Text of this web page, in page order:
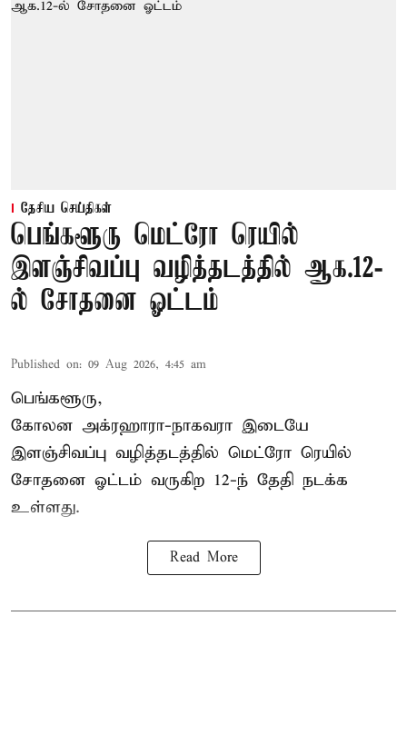
தேசிய செய்திகள்
பெங்களூரு மெட்ரோ ரெயில்
இளஞ்சிவப்பு வழித்தடத்தில் ஆக.12-
ல் சோதனை ஓட்டம்
Published on: 09 Aug 2026, 4:45 am
பெங்களூரு,
கோலன அக்ரஹாரா-நாகவரா இடையே
இளஞ்சிவப்பு வழித்தடத்தில் மெட்ரோ ரெயில்
சோதனை ஓட்டம் வருகிற 12-ந் தேதி நடக்க
உள்ளது.
Read More